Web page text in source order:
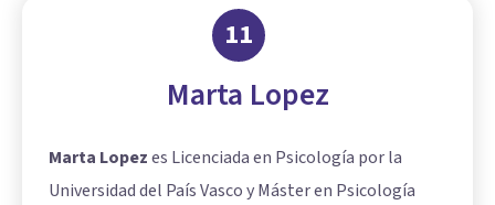
11
Marta Lopez
Marta Lopezes Licenciada en Psicología por la
Universidad del País Vasco y Máster en Psicología